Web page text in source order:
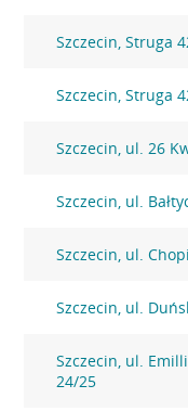
Szczecin, Struga
Szczecin, Struga
Szczecin, ul. 26
Szczecin, ul.
Szczecin, ul.
Szczecin, ul.
Szczecin, ul.
24/25